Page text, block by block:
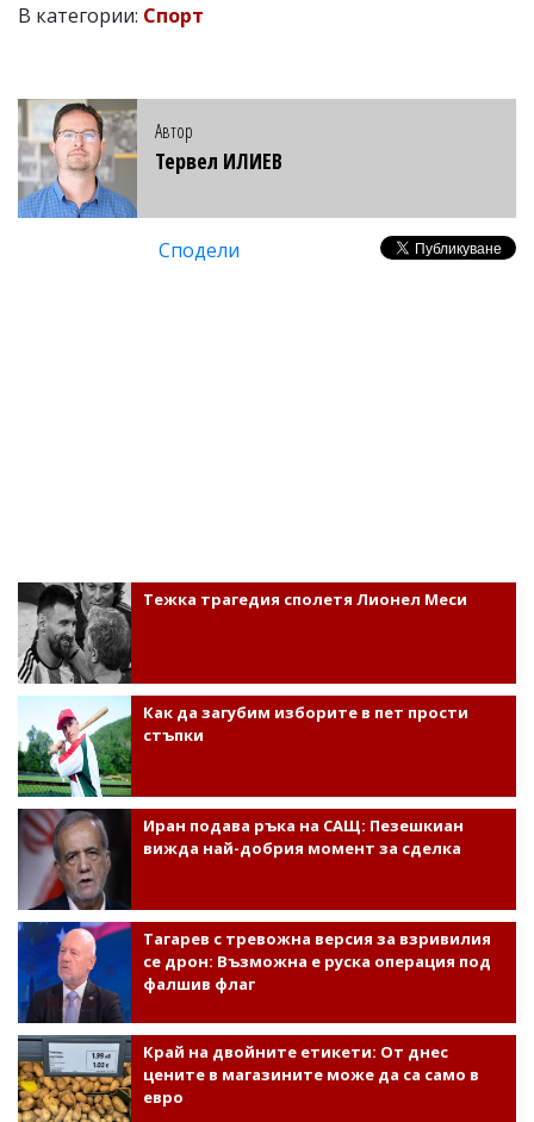
В категории: Спорт
Автор
Тервел ИЛИЕВ
Сподели
Тежка трагедия сполетя Лионел Меси
Как да загубим изборите в пет прости
стъпки
Иран подава ръка на САЩ: Пезешкиан
вижда най-добрия момент за сделка
Тагарев с тревожна версия за взривилия
се дрон: Възможна е руска операция под
фалшив флаг
Край на двойните етикети: От днес
цените в магазините може да са само в
евро